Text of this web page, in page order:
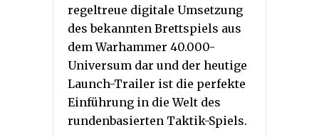
regeltreue digitale Umsetzung
des bekannten Brettspiels aus
dem Warhammer 40.000-
Universum dar und der heutige
Launch-Trailer ist die perfekte
Einführung in die Welt des
rundenbasierten Taktik-Spiels.